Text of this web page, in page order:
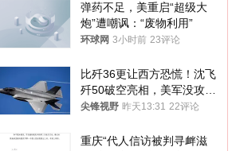
弹药不足，美重启“超级大
炮”遭嘲讽：“废物利用”
环球网 3小时前 23评论
比歼36更让西方恐慌！沈飞
歼50破空亮相，美军没攻克
的技术被拿下
尖锋视野 昨天13:31 22评论
重庆“代人信访被判寻衅滋